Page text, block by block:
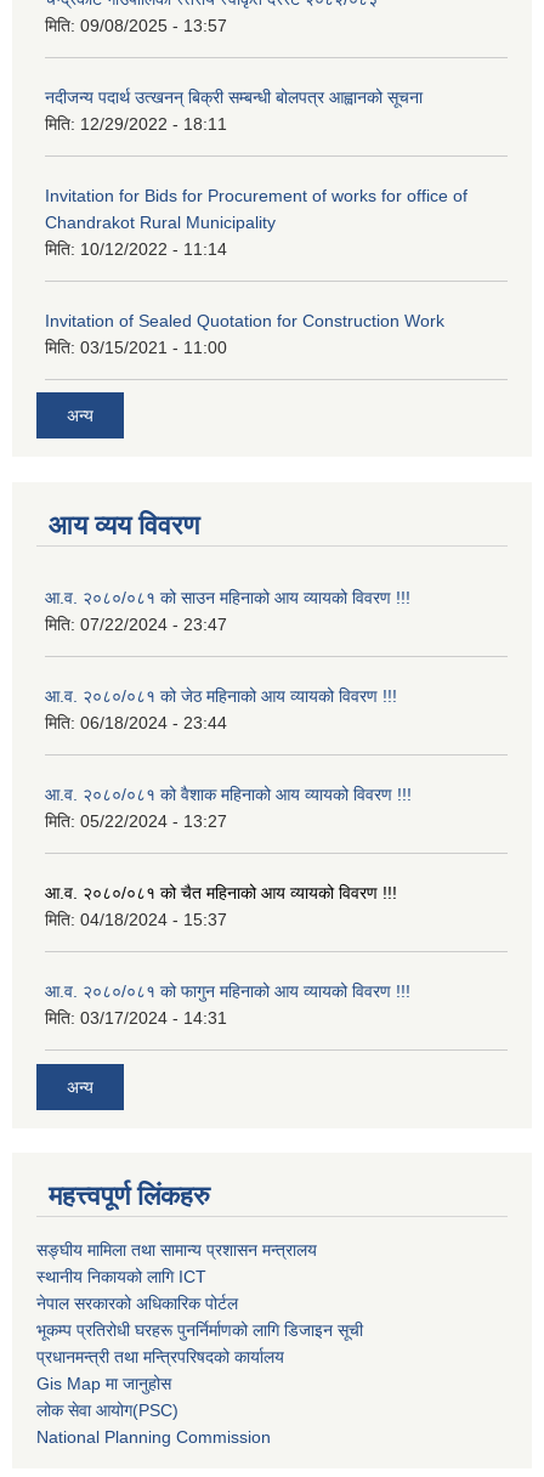
मिति: 09/08/2025 - 13:57
नदीजन्य पदार्थ उत्खनन् बिक्री सम्बन्धी बोलपत्र आह्वानको सूचना
मिति: 12/29/2022 - 18:11
Invitation for Bids for Procurement of works for office of
Chandrakot Rural Municipality
मिति: 10/12/2022 - 11:14
Invitation of Sealed Quotation for Construction Work
मिति: 03/15/2021 - 11:00
अन्य
आय व्यय विवरण
आ.व. २०८०/०८१ को साउन महिनाको आय व्यायको विवरण !!!
मिति: 07/22/2024 - 23:47
आ.व. २०८०/०८१ को जेठ महिनाको आय व्यायको विवरण !!!
मिति: 06/18/2024 - 23:44
आ.व. २०८०/०८१ को वैशाक महिनाको आय व्यायको विवरण !!!
मिति: 05/22/2024 - 13:27
आ.व. २०८०/०८१ को चैत महिनाको आय व्यायको विवरण !!!
मिति: 04/18/2024 - 15:37
आ.व. २०८०/०८१ को फागुन महिनाको आय व्यायको विवरण !!!
मिति: 03/17/2024 - 14:31
अन्य
महत्त्वपूर्ण लिंकहरु
सङ्घीय मामिला तथा सामान्य प्रशासन मन्त्रालय
स्थानीय निकायको लागि ICT
नेपाल सरकारको अधिकारिक पोर्टल
भूकम्प प्रतिरोधी घरहरू पुनर्निर्माणको लागि डिजाइन सूची
प्रधानमन्त्री तथा मन्त्रिपरिषदको कार्यालय
Gis Map मा जानुहोस
लोक सेवा आयोग(PSC)
National Planning Commission